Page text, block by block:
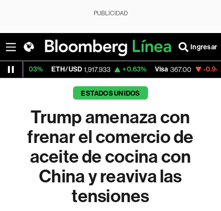
PUBLICIDAD
Ingresar
ETH/USD 1,917.933 +0.63% Visa 367.00 -0.94%
ESTADOS UNIDOS
Trump amenaza con
frenar el comercio de
aceite de cocina con
China y reaviva las
tensiones